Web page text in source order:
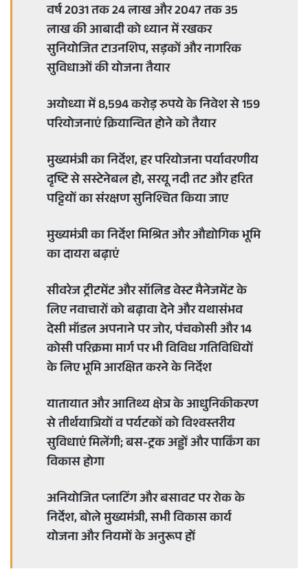
वर्ष 2031 तक 24 लाख और 2047 तक 35
लाख की आबादी को ध्यान में रखकर
सुनियोजित टाउनशिप, सड़कों और नागरिक
सुविधाओं की योजना तैयार
अयोध्या में 8,594 करोड़ रुपये के निवेश से 159
परियोजनाएं क्रियान्वित होने को तैयार
मुख्यमंत्री का निर्देश, हर परियोजना पर्यावरणीय
दृष्टि से सस्टेनेबल हो, सरयू नदी तट और हरित
पट्टियों का संरक्षण सुनिश्चित किया जाए
मुख्यमंत्री का निर्देश मिश्रित और औद्योगिक भूमि
का दायरा बढ़ाएं
सीवरेज ट्रीटमेंट और सॉलिड वेस्ट मैनेजमेंट के
लिए नवाचारों को बढ़ावा देने और यथासंभव
देसी मॉडल अपनाने पर जोर, पंचकोसी और 14
कोसी परिक्रमा मार्ग पर भी विविध गतिविधियों
के लिए भूमि आरक्षित करने के निर्देश
यातायात और आतिथ्य क्षेत्र के आधुनिकीकरण
से तीर्थयात्रियों व पर्यटकों को विश्वस्तरीय
सुविधाएं मिलेंगी; बस-ट्रक अड्डों और पार्किंग का
विकास होगा
अनियोजित प्लाटिंग और बसावट पर रोक के
निर्देश, बोले मुख्यमंत्री, सभी विकास कार्य
योजना और नियमों के अनुरूप हों